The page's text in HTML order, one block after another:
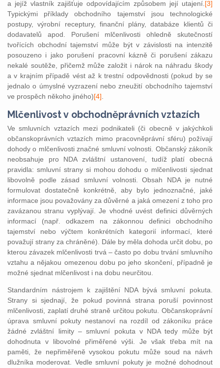
a jejíž vlastník zajišťuje odpovídajícím způsobem její utajení. [3]
Typickými příklady obchodního tajemství jsou technologické
postupy, výrobní receptury, finanční plány, databáze klientů či
dodavatelů apod. Porušení mlčenlivosti ohledně skutečností
tvořících obchodní tajemství může být v závislosti na intenzitě
posouzeno i jako porušení pracovní kázně či porušení zákazu
nekalé soutěže, přičemž může založit i nárok na náhradu škody
a v krajním případě vést až k trestní odpovědnosti (pokud by se
jednalo o úmyslné vyzrazení nebo zneužití obchodního tajemství
ve prospěch někoho jiného)[4]
Mlčenlivost v obchodněprávních vztazích
Ve smluvních vztazích mezi podnikateli (či obecně v jakýchkoli
občanskoprávních vztazích mimo pracovněprávní sféru) požívají
dohody o mlčenlivosti značné smluvní volnosti. Občanský zákoník
neobsahuje pro NDA zvláštní ustanovení, tudíž platí obecná
pravidla: smluvní strany si mohou dohodu o mlčenlivosti sjednat
libovolně podle zásad smluvní volnosti. Obsah NDA je nutné
formulovat dostatečně konkrétně, aby bylo jednoznačné, jaké
informace jsou považovány za důvěrné a jaká omezení z toho pro
zavázanou stranu vyplývají. Je vhodné uvést definici důvěrných
informací (např. odkazem na zákonnou definici obchodního
tajemství nebo výčtem konkrétních kategorií informací, které
považují strany za chráněné). Dále by měla dohoda určit dobu, po
kterou závazek mlčenlivosti trvá – často po dobu trvání smluvního
vztahu a nějakou omezenou dobu po jeho skončení, případně je
možné sjednat mlčenlivost i na dobu neurčitou.
Standardním nástrojem k zajištění NDA bývá smluvní pokuta.
Strany si sjednají, že pokud povinná strana poruší povinnost
mlčenlivosti, zaplatí druhé straně určitou pokutu. Občanskoprávní
úprava smluvní pokuty nestanoví na rozdíl od zákoníku práce
žádné zvláštní limity – smluvní pokuta v NDA tedy může být
dohodnuta v libovolné přiměřené výši. Je však třeba mít na
paměti, že nepřiměřeně vysokou pokutu může soud na návrh
dlužníka moderovat. Vedle smluvní pokuty je možné dohodnout